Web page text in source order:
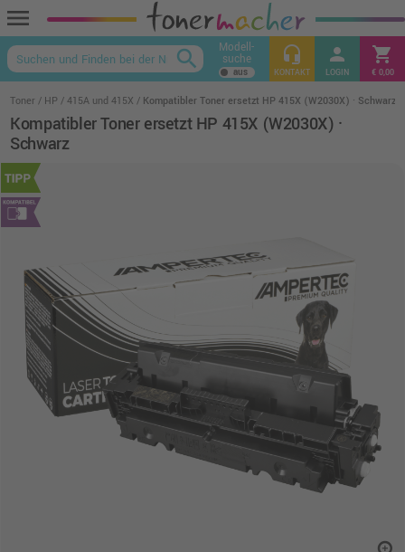
menu
keyboard_arrow_up
search Modell-
suche headset_mic
KONTAKT
person
LOGIN
shopping_cart
€ 0,00
Toner HP 415A und 415X Kompatibler Toner ersetzt HP 415X (W2030X) · Schwarz
Kompatibler Toner ersetzt HP 415X (W2030X) ·
Schwarz